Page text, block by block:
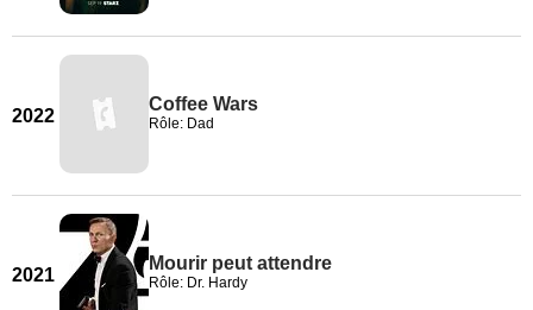
2022
Coffee Wars
Rôle: Dad
2021
Mourir peut attendre
Rôle: Dr. Hardy